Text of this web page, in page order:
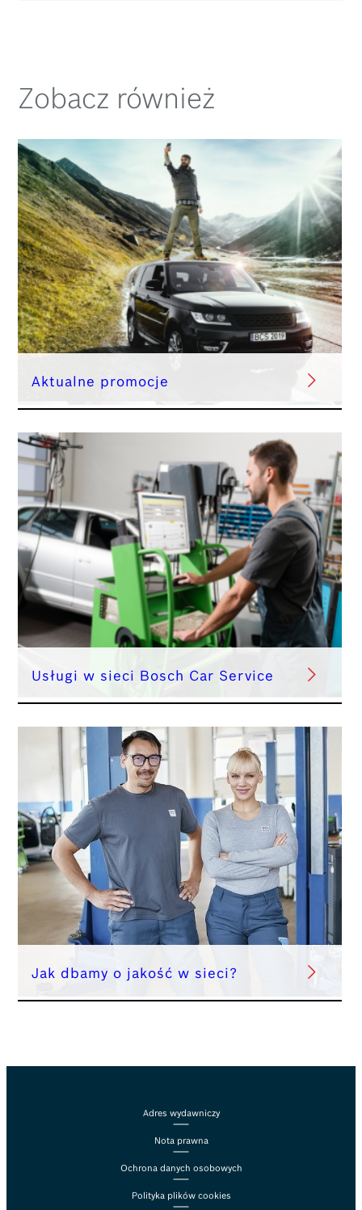
Zobacz również
Aktualne promocje
Usługi w sieci Bosch Car Service
Jak dbamy o jakość w sieci?
Adres wydawniczy
Nota prawna
Ochrona danych osobowych
Polityka plików cookies